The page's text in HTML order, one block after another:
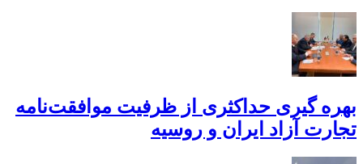
بهره گیری حداکثری از ظرفیت موافقت‌نامه
تجارت آزاد ایران و روسیه